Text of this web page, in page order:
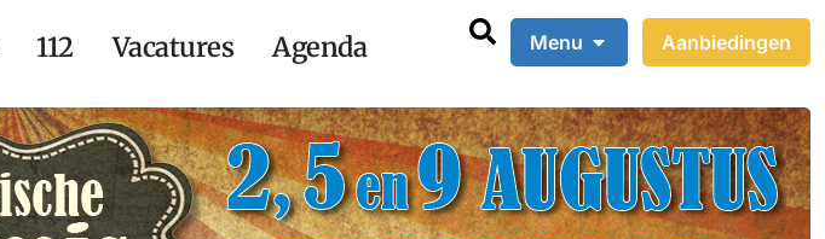
112 Vacatures Agenda Menu Aanbiedingen